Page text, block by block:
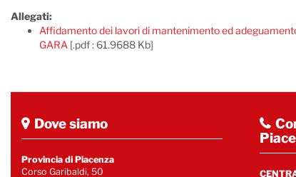
Allegati:
Affidamento dei lavori di mantenimento ed
GARA [.pdf : 61.9688 Kb]
Dove siamo
Provincia di Piacenza
Corso Garibaldi, 50